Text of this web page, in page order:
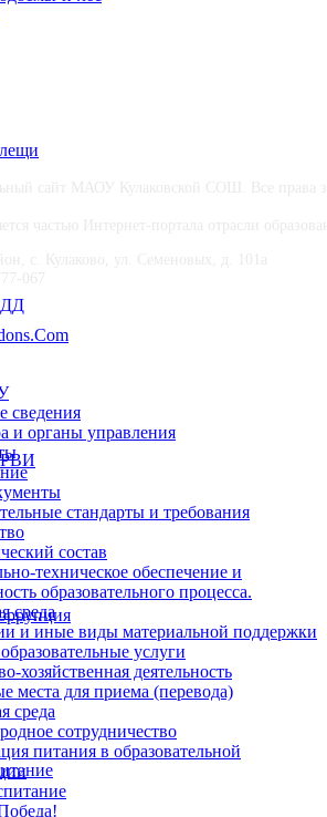
сведения
и органы управления
стандарты и требования
состав
техническое обеспечение и
образовательного процесса.
среда
и иные виды материальной поддержки
услуги
хозяйственная деятельность
места для приема (перевода)
среда
сотрудничество
питания в образовательной